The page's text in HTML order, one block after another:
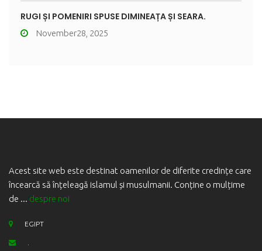
RUGI ȘI POMENIRI SPUSE DIMINEAȚA ȘI SEARA.
November28, 2025
Acest site web este destinat oamenilor de diferite credințe care
încearcă să înțeleagă islamul și musulmanii. Conține o mulțime
de ... despre noi
EGIPT